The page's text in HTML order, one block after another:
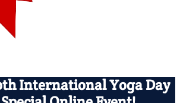
International Yoga Day